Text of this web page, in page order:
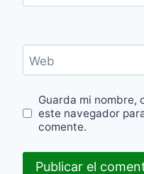
Web
Guarda mi nombre,
este navegador
comente.